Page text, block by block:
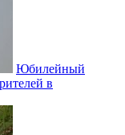
Юбилейный
в